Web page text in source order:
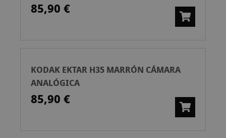
85,90 €
KODAK EKTAR H35 MARRÓN CÁMARA
ANALÓGICA
85,90 €